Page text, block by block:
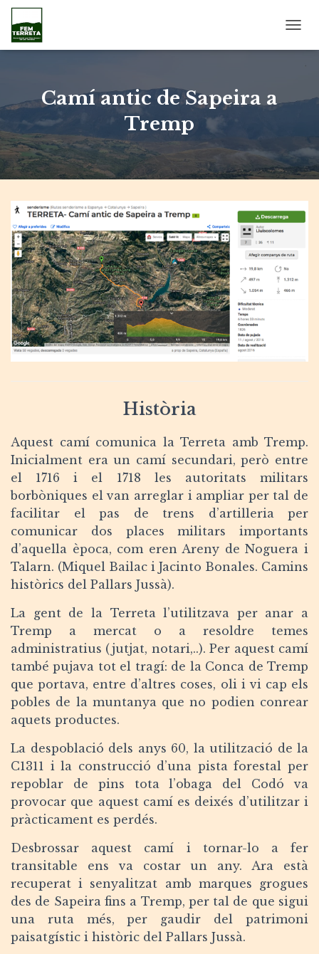
A
A
V
A
C
Ó
Camí antic de Sapeira a
Tremp
Història
Aquest camí comunica la Terreta amb Tremp.
Inicialment era un camí secundari, però entre
el 1716 i el 1718 les autoritats militars
borbòniques el van arreglar i ampliar per tal de
facilitar el pas de trens d’artilleria per
comunicar dos places militars importants
d’aquella època, com eren Areny de Noguera i
Talarn. (Miquel Bailac i Jacinto Bonales. Camins
històrics del Pallars Jussà).
La gent de la Terreta l’utilitzava per anar a
Tremp a mercat o a resoldre temes
administratius (jutjat, notari,..). Per aquest camí
també pujava tot el tragí: de la Conca de Tremp
que portava, entre d’altres coses, oli i vi cap els
pobles de la muntanya que no podien conrear
aquets productes.
La despoblació dels anys 60, la utilització de la
C1311 i la construcció d’una pista forestal per
repoblar de pins tota l’obaga del Codó va
provocar que aquest camí es deixés d’utilitzar i
pràcticament es perdés.
Desbrossar aquest camí i tornar-lo a fer
transitable ens va costar un any. Ara està
recuperat i senyalitzat amb marques grogues
des de Sapeira fins a Tremp, per tal de que sigui
una ruta més, per gaudir del patrimoni
paisatgístic i històric del Pallars Jussà.